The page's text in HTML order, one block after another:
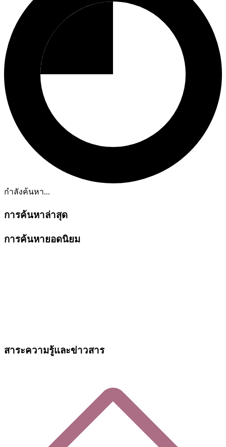
กำลังค้นหา...
การค้นหาล่าสุด
การค้นหายอดนิยม
สาระความรู้และข่าวสาร